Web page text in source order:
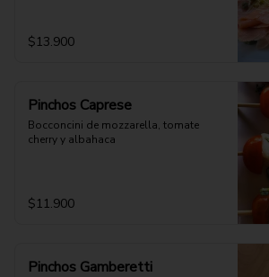
$13.900
Pinchos Caprese
Bocconcini de mozzarella, tomate
cherry y albahaca
$11.900
Pinchos Gamberetti